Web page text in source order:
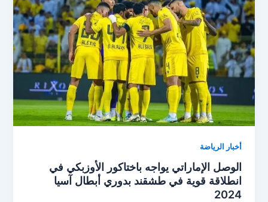
في
دوري
أبطال
آسيا
للنخبة
2025
أخبار الرياضة
الوصل الإماراتي يواجه باختاكور الأوزبكي في
انطلاقة قوية في طشقند بدوري أبطال آسيا
2024